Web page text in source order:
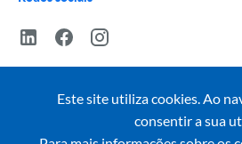
© Copyright 2023 | CASACERTA. All
Este site utiliza cookies. Ao
consentir a sua